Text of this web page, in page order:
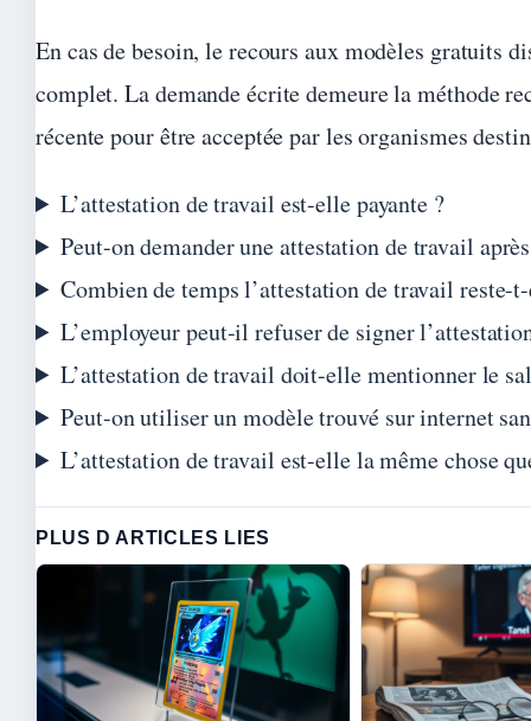
En cas de besoin, le recours aux modèles gratuits
complet. La demande écrite demeure la méthode
récente pour être acceptée par les organismes
L’attestation de travail est-elle payante ?
Peut-on demander une attestation de travail
Combien de temps l’attestation de travail reste-
L’employeur peut-il refuser de signer
L’attestation de travail doit-elle mentionner le
Peut-on utiliser un modèle trouvé sur internet
L’attestation de travail est-elle la même chose
PLUS D ARTICLES LIES